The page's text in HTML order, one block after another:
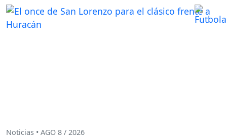
Noticias • AGO 8 / 2026